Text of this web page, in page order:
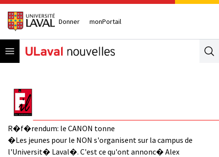
Donner monPortail
Open menu
R�f�rendum: le CANON tonne
�Les jeunes pour le NON s'organisent sur la campus de
l'Universit� Laval�. C'est ce qu'ont annonc� Alex